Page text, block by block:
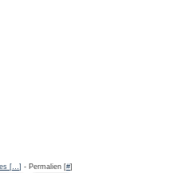
[…] - Permalien [#]